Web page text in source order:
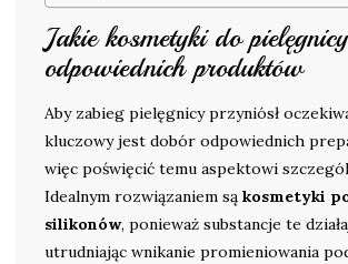
Jakie kosmetyki do
odpowiednich produktów
Aby zabieg pielęgnicy przyniósł
kluczowy jest dobór odpowiednich
więc poświęcić temu aspektowi
Idealnym rozwiązaniem są kosmetyki
silikonów, ponieważ substancje te
utrudniając wnikanie promieniowania